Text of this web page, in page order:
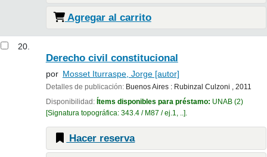
Agregar al carrito
20.
Derecho civil constitucional
por Mosset Iturraspe, Jorge[autor]
Detalles de publicación: Buenos Aires : Rubinzal Culzoni , 2011
Disponibilidad: Ítems disponibles para préstamo: UNAB(2)
Signatura topográfica: 343.4 / M87 / ej.1, .. .
Hacer reserva